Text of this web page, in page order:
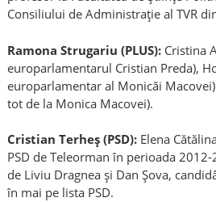
Consiliului de Administrație al TVR
Ramona Strugariu (PLUS):Cristina
europarlamentarul Cristian Preda),
europarlamentar al Monicăi
tot de la Monica Macovei).
Cristian Terheș (PSD):Elena
PSD de Teleorman în perioada
de Liviu Dragnea și Dan Șova,
în mai pe lista PSD.